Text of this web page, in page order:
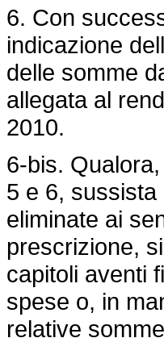
6. Con
indicazione
delle somme
allegata al
2010.
6-bis.
5 e 6,
eliminate ai
prescrizione,
capitoli aventi
spese o, in
relative